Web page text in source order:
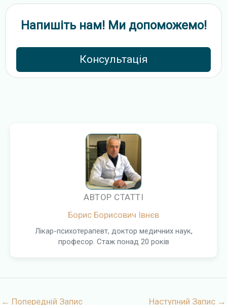
Напишіть нам! Ми допоможемо!
Консультація
АВТОР СТАТТІ
Борис Борисович Івнєв
Лікар-психотерапевт, доктор медичних наук,
професор. Стаж понад 20 років
← Попередній Запис Наступний Запис →